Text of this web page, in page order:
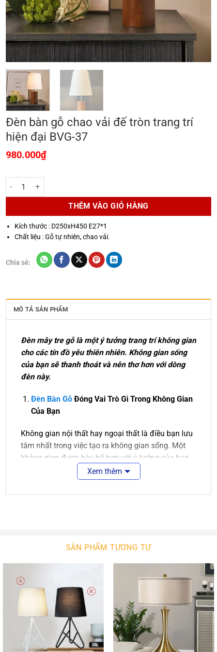
Đèn bàn gỗ chao vải đế tròn trang trí
hiện đại BVG-37
980.000₫
Đèn bàn gỗ chao vải đế tròn trang trí hiện đại BVG-37 số lượng
THÊM VÀO GIỎ HÀNG
Kích thước : D250xH450 E27*1
Chất liệu : Gỗ tự nhiên, chao vải.
Chia sẻ:
MÔ TẢ SẢN PHẨM
Đèn mây tre gỗ là một ý tưởng trang trí không gian
cho các tín đồ yêu thiên nhiên. Không gian sống
của bạn sẽ thanh thoát và nên thơ hơn với dòng
đèn này.
Đèn BànGỗ Đóng Vai Trò Gì Trong Không Gian
Của Bạn
Không gian nội thất hay ngoại thất là điều bạn lưu
tâm nhất trong việc tạo ra không gian sống. Một
không gian được bày bố hợp với ý tưởng của bạn
là điều tuyệt vời. Sẽ tuyệt vời hơn nếu không gian
ấy được màu sắc của ánh sáng chiếu rọi.
phú về kiểu dáng thiết kế, ngôi nhà bạn sẽ thêm
xinh đẹp. Với công nghệ chiếu sáng hiện đại,
không gian của bạn sẽ bừng sáng hay lung linh.
Đèn Bàn Gỗ An An Decor
An An Decor luôn tìm kiếm để nhập khẩu các mẫu
đèn tường hiện đại chất lượng cao. Bên cạnh đó,
chúng tôi còn tự thiết kế và sản xuất các mẫu đèn
tường theo ý tưởng khách hàng đưa ra. Chúng tôi
Xem thêm
SẢN PHẨM TƯƠNG TỰ